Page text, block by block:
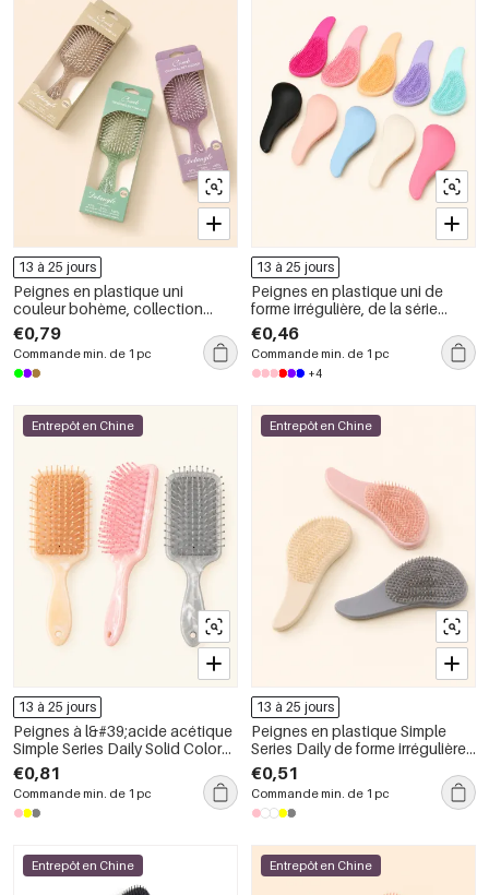
13 à 25 jours
Peignes en plastique uni
couleur bohème, collection
Simple Series
€0,79
Commande min. de 1 pc
13 à 25 jours
Peignes en plastique uni de
forme irrégulière, de la série
Simple, pour un usage quotidien
€0,46
Commande min. de 1 pc
+4
Entrepôt en Chine
13 à 25 jours
Peignes à l&#39;acide acétique
Simple Series Daily Solid Color
Gradient Color
€0,81
Commande min. de 1 pc
Entrepôt en Chine
13 à 25 jours
Peignes en plastique Simple
Series Daily de forme irrégulière,
couleur unie et dégradée
€0,51
Commande min. de 1 pc
Entrepôt en Chine Entrepôt en Chine